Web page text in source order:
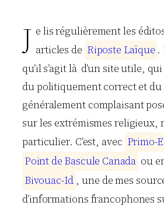
J e lis régulièrement les
articles de Riposte Laïque .
qu’il s’agit là d’un site utile,
du politiquement correct et du
généralement complaisant
sur les extrémismes religieux,
particulier. C’est, avec Primo-E
Point de Bascule Canada ou
Bivouac-Id , une de mes
d’informations francophones